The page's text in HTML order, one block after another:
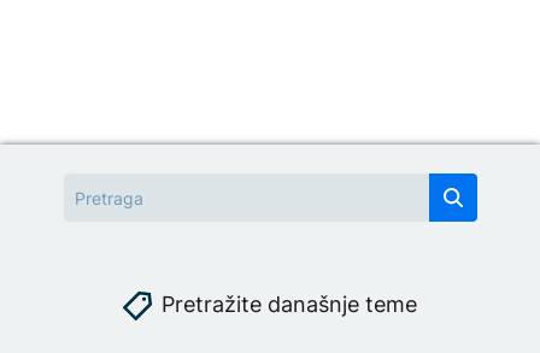
Pretražite današnje teme